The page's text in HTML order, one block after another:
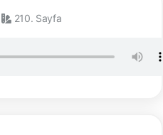
210. Sayfa